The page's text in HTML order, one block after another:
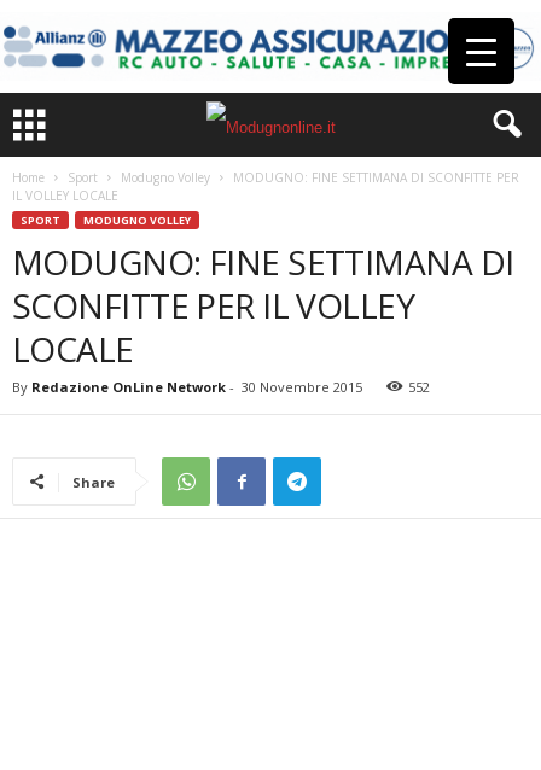
Home Sport Modugno Volley
MODUGNO: FINE SETTIMANA DI SCONFITTE PER
IL VOLLEY LOCALE
SPORT MODUGNO VOLLEY
MODUGNO: FINE SETTIMANA DI
SCONFITTE PER IL VOLLEY
LOCALE
By Redazione OnLine Network - 30 Novembre 2015 552
Share